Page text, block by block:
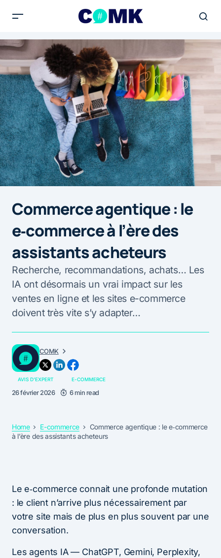
Commerce agentique : le
e‑commerce à l’ère des
assistants acheteurs
Recherche, recommandations, achats… Les
IA ont désormais un vrai impact sur les
ventes en ligne et les sites e-commerce
doivent très vite s’y adapter…
COMK
AVIS D'EXPERT E-COMMERCE
26 février 2026 6 min read
Home E-commerce
Commerce agentique : le e‑commerce
à l’ère des assistants acheteurs
Le e‑commerce connait une profonde mutation
: le client n’arrive plus nécessairement par
votre site mais de plus en plus souvent par une
conversation.
Les agents IA — ChatGPT, Gemini, Perplexity,